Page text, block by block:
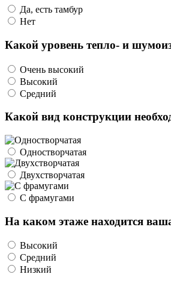
Да, есть тамбур
Нет
Какой уровень тепло- и
Очень высокий
Высокий
Средний
Какой вид конструкции
Одностворчатая
Двухстворчатая
С фрамугами
На каком этаже находится
Высокий
Средний
Низкий